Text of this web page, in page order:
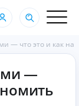
— что это и как на
—